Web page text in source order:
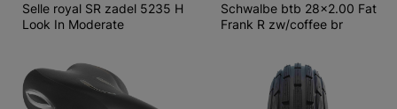
Selle royal SR zadel 5235 H
Look In Moderate
Schwalbe btb 28x2.00 Fat
Frank R zw/coffee br